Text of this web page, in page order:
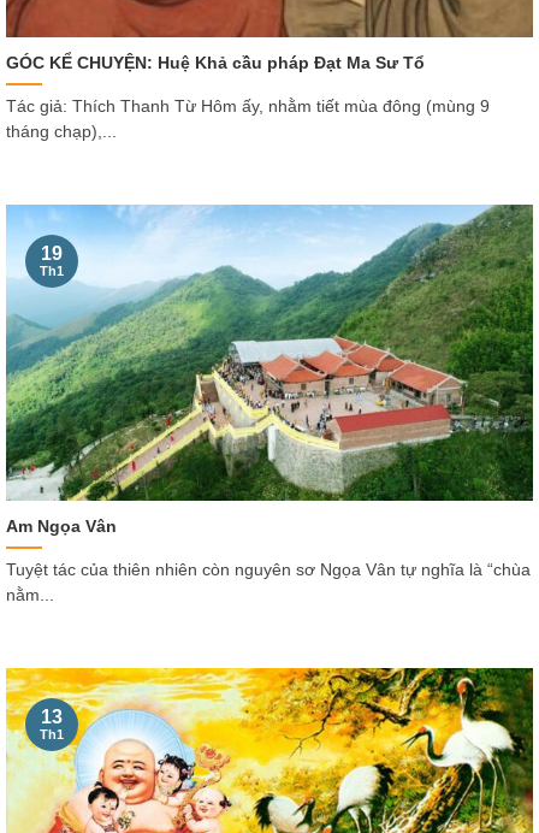
GÓC KỂ CHUYỆN: Huệ Khả cầu pháp Đạt Ma Sư Tổ
Tác giả: Thích Thanh Từ Hôm ấy, nhằm tiết mùa đông (mùng 9
tháng chạp),...
Am Ngọa Vân
Tuyệt tác của thiên nhiên còn nguyên sơ Ngọa Vân tự nghĩa là “chùa
nằm...
19
Th1
13
Th1